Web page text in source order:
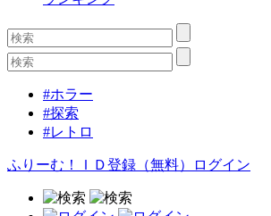
#ホラー
#探索
#レトロ
ふりーむ！ＩＤ登録（無料） ログイン